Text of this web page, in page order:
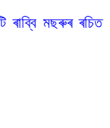
ৰাব্বি মছৰুৰ ৰচিত